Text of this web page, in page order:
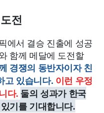
전
에서 결승 진출에 성공
함께 메달에 도전할
경쟁의 동반자이자 친
고 있습니다. 이런 우정
다. 둘의 성과가 한국
기를 기대합니다.